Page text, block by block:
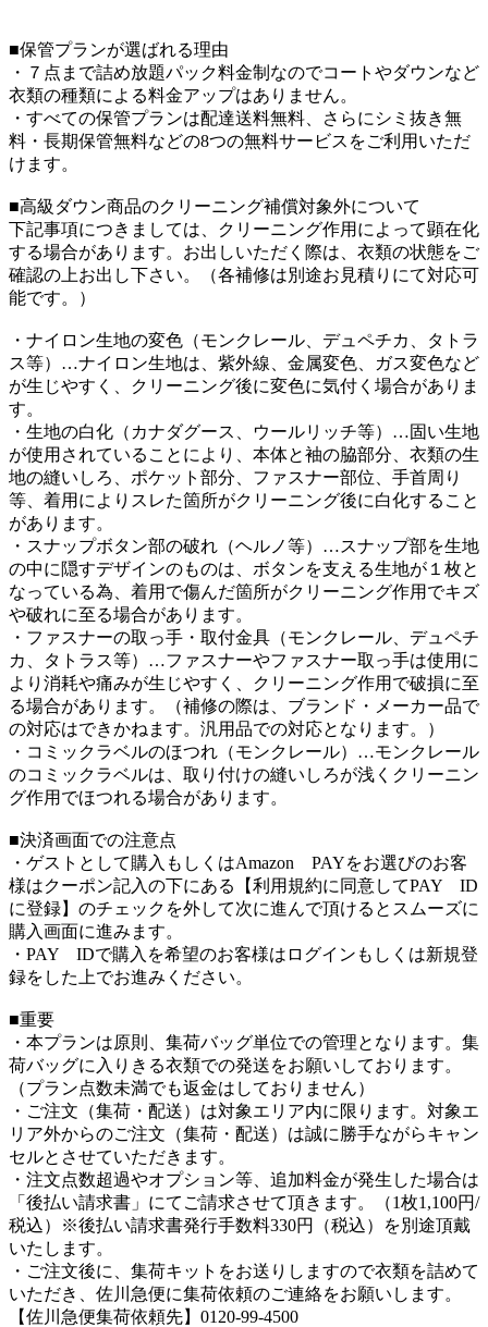
■保管プランが選ばれる理由
・７点まで詰め放題パック料金制なのでコートやダウンなど
衣類の種類による料金アップはありません。
・すべての保管プランは配達送料無料、さらにシミ抜き無
料・長期保管無料などの8つの無料サービスをご利用いただ
けます。
■高級ダウン商品のクリーニング補償対象外について
下記事項につきましては、クリーニング作用によって顕在化
する場合があります。お出しいただく際は、衣類の状態をご
確認の上お出し下さい。（各補修は別途お見積りにて対応可
能です。）
・ナイロン生地の変色（モンクレール、デュペチカ、タトラ
ス等）…ナイロン生地は、紫外線、金属変色、ガス変色など
が生じやすく、クリーニング後に変色に気付く場合がありま
す。
・生地の白化（カナダグース、ウールリッチ等）…固い生地
が使用されていることにより、本体と袖の脇部分、衣類の生
地の縫いしろ、ポケット部分、ファスナー部位、手首周り
等、着用によりスレた箇所がクリーニング後に白化すること
があります。
・スナップボタン部の破れ（ヘルノ等）…スナップ部を生地
の中に隠すデザインのものは、ボタンを支える生地が１枚と
なっている為、着用で傷んだ箇所がクリーニング作用でキズ
や破れに至る場合があります。
・ファスナーの取っ手・取付金具（モンクレール、デュペチ
カ、タトラス等）…ファスナーやファスナー取っ手は使用に
より消耗や痛みが生じやすく、クリーニング作用で破損に至
る場合があります。（補修の際は、ブランド・メーカー品で
の対応はできかねます。汎用品での対応となります。）
・コミックラベルのほつれ（モンクレール）…モンクレール
のコミックラベルは、取り付けの縫いしろが浅くクリーニン
グ作用でほつれる場合があります。
■決済画面での注意点
・ゲストとして購入もしくはAmazon PAYをお選びのお客
様はクーポン記入の下にある【利用規約に同意してPAY ID
に登録】のチェックを外して次に進んで頂けるとスムーズに
購入画面に進みます。
・PAY IDで購入を希望のお客様はログインもしくは新規登
録をした上でお進みください。
■重要
・本プランは原則、集荷バッグ単位での管理となります。集
荷バッグに入りきる衣類での発送をお願いしております。
（プラン点数未満でも返金はしておりません）
・ご注文（集荷・配送）は対象エリア内に限ります。対象エ
リア外からのご注文（集荷・配送）は誠に勝手ながらキャン
セルとさせていただきます。
・注文点数超過やオプション等、追加料金が発生した場合は
「後払い請求書」にてご請求させて頂きます。（1枚1,100円/
税込）※後払い請求書発行手数料330円（税込）を別途頂戴
いたします。
・ご注文後に、集荷キットをお送りしますので衣類を詰めて
いただき、佐川急便に集荷依頼のご連絡をお願いします。
【佐川急便集荷依頼先】0120-99-4500